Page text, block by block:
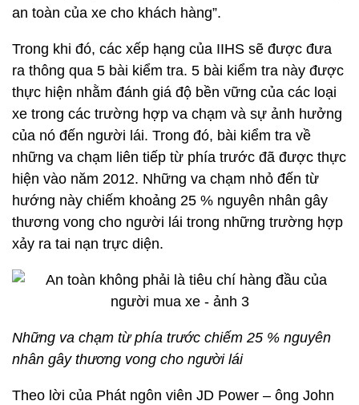
an toàn của xe cho khách hàng”.
Trong khi đó, các xếp hạng của IIHS sẽ được đưa
ra thông qua 5 bài kiểm tra. 5 bài kiểm tra này được
thực hiện nhằm đánh giá độ bền vững của các loại
xe trong các trường hợp va chạm và sự ảnh hưởng
của nó đến người lái. Trong đó, bài kiểm tra về
những va chạm liên tiếp từ phía trước đã được thực
hiện vào năm 2012. Những va chạm nhỏ đến từ
hướng này chiếm khoảng 25 % nguyên nhân gây
thương vong cho người lái trong những trường hợp
xảy ra tai nạn trực diện.
Những va chạm từ phía trước chiếm 25 % nguyên
nhân gây thương vong cho người lái
Theo lời của Phát ngôn viên JD Power – ông John